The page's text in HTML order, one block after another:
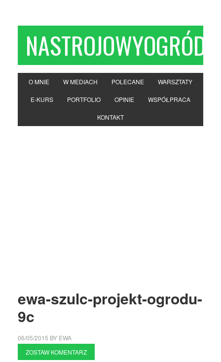
NASTROJOWYOGRÓD
O MNIE W MEDIACH POLECANE WARSZTATY
E-KURS PORTFOLIO OPINIE WSPÓŁPRACA
KONTAKT
ewa-szulc-projekt-ogrodu-
9c
06/05/2015 BY EWA
ZOSTAW KOMENTARZ